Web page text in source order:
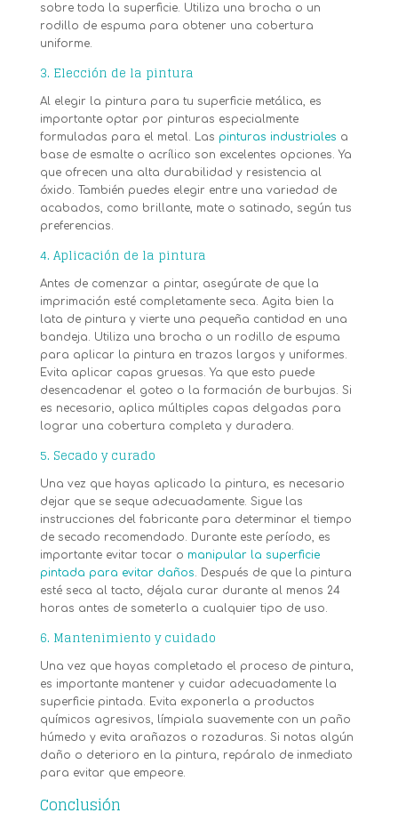
sobre toda la superficie. Utiliza una brocha o un
rodillo de espuma para obtener una cobertura
uniforme.
3. Elección de la pintura
Al elegir la pintura para tu superficie metálica, es
importante optar por pinturas especialmente
formuladas para el metal. Las pinturas industriales a
base de esmalte o acrílico son excelentes opciones. Ya
que ofrecen una alta durabilidad y resistencia al
óxido. También puedes elegir entre una variedad de
acabados, como brillante, mate o satinado, según tus
preferencias.
4. Aplicación de la pintura
Antes de comenzar a pintar, asegúrate de que la
imprimación esté completamente seca. Agita bien la
lata de pintura y vierte una pequeña cantidad en una
bandeja. Utiliza una brocha o un rodillo de espuma
para aplicar la pintura en trazos largos y uniformes.
Evita aplicar capas gruesas. Ya que esto puede
desencadenar el goteo o la formación de burbujas. Si
es necesario, aplica múltiples capas delgadas para
lograr una cobertura completa y duradera.
5. Secado y curado
Una vez que hayas aplicado la pintura, es necesario
dejar que se seque adecuadamente. Sigue las
instrucciones del fabricante para determinar el tiempo
de secado recomendado. Durante este período, es
importante evitar tocar o manipular la superficie
pintada para evitar daños . Después de que la pintura
esté seca al tacto, déjala curar durante al menos 24
horas antes de someterla a cualquier tipo de uso.
6. Mantenimiento y cuidado
Una vez que hayas completado el proceso de pintura,
es importante mantener y cuidar adecuadamente la
superficie pintada. Evita exponerla a productos
químicos agresivos, límpiala suavemente con un paño
húmedo y evita arañazos o rozaduras. Si notas algún
daño o deterioro en la pintura, repáralo de inmediato
para evitar que empeore.
Conclusión